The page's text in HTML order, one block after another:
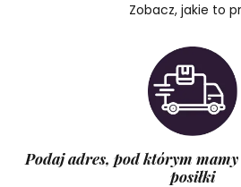
Zobacz, jakie to
Podaj adres, pod którym
posiłki